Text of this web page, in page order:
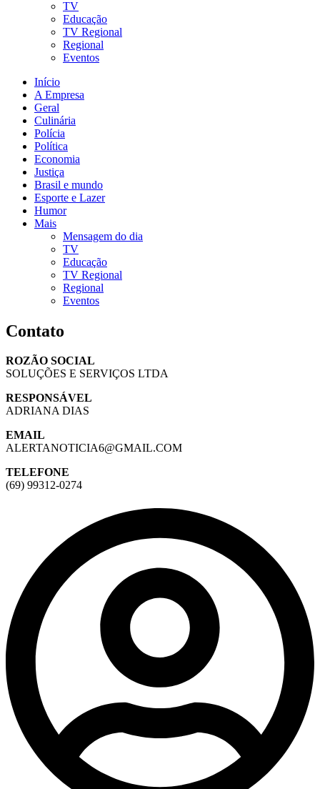
TV
Educação
TV Regional
Regional
Eventos
Início
A Empresa
Geral
Culinária
Polícia
Política
Economia
Justiça
Brasil e mundo
Esporte e Lazer
Humor
Mais
Mensagem do dia
TV
Educação
TV Regional
Regional
Eventos
Contato
ROZÃO SOCIAL
SOLUÇÕES E SERVIÇOS LTDA
RESPONSÁVEL
ADRIANA DIAS
EMAIL
ALERTANOTICIA6@GMAIL.COM
TELEFONE
(69) 99312-0274